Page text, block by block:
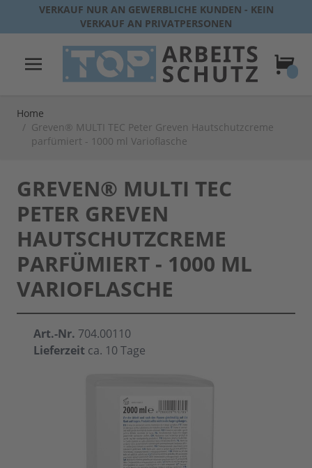
Direkt zum Inhalt
VERKAUF NUR AN GEWERBLICHE KUNDEN - KEIN
VERKAUF AN PRIVATPERSONEN
Home
/ Greven® MULTI TEC Peter Greven Hautschutzcreme
parfümiert - 1000 ml Varioflasche
GREVEN® MULTI TEC
PETER GREVEN
HAUTSCHUTZCREME
PARFÜMIERT - 1000 ML
VARIOFLASCHE
Art.-Nr. 704.00110
Lieferzeit ca. 10 Tage